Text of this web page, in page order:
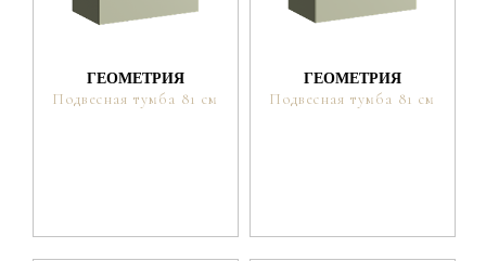
ГЕОМЕТРИЯ
Подвесная тумба 81 см
ГЕОМЕТРИЯ
Подвесная тумба 81 см